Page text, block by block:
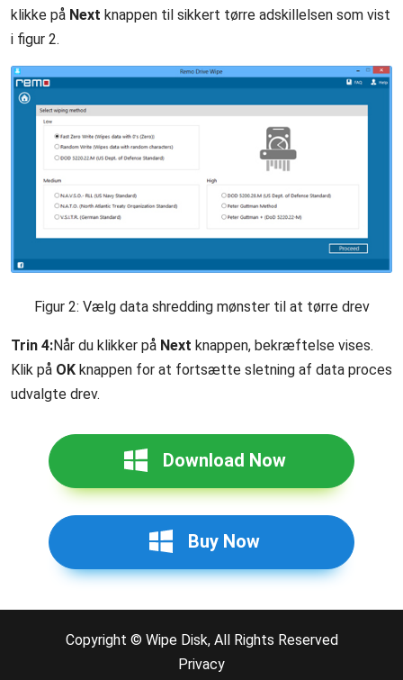
klikke på Next knappen til sikkert tørre adskillelsen som vist
i figur 2.
Figur 2: Vælg data shredding mønster til at tørre drev
Trin 4:Når du klikker på Next knappen, bekræftelse vises.
Klik på OK knappen for at fortsætte sletning af data proces
udvalgte drev.
Download Now
Buy Now
Copyright © Wipe Disk, All Rights Reserved
Privacy